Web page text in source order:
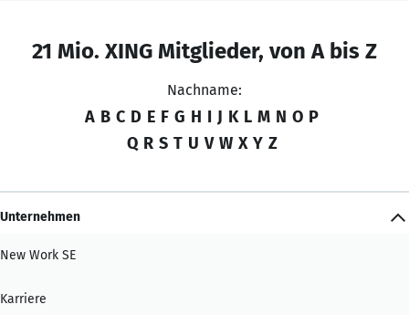
21 Mio. XING Mitglieder, von A bis Z
Nachname:
A B C D E F G H I J K L M N O P
Q R S T U V W X Y Z
Unternehmen
New Work SE
Karriere